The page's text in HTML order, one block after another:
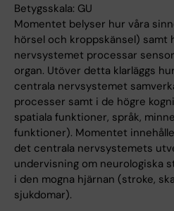
Betygsskala: GU
Momentet belyser hur våra
hörsel och kroppskänsel) samt
nervsystemet processar
organ. Utöver detta klarläggs
centrala nervsystemet
processer samt i de högre
spatiala funktioner, språk,
funktioner). Momentet
det centrala nervsystemets
undervisning om neurologiska
i den mogna hjärnan (stroke,
sjukdomar).